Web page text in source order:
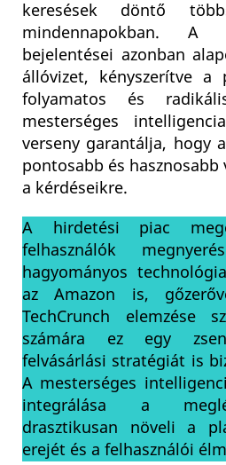
keresések döntő
mindennapokban. A
bejelentései azonban
állóvizet, kényszerítve a
folyamatos és
mesterséges
verseny garantálja, hogy
pontosabb és
a kérdéseikre.
A hirdetési piac
felhasználók
hagyományos
az Amazon is,
TechCrunch elemzése
számára ez egy
felvásárlási stratégiát is
A mesterséges
integrálása a
drasztikusan növeli a
erejét és a felhasználói